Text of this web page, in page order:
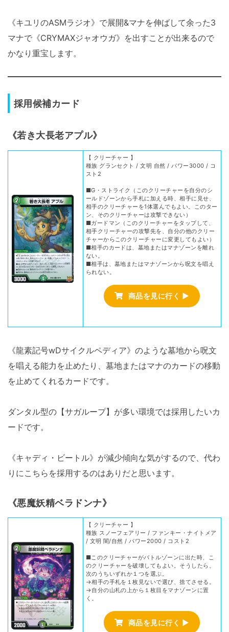
《キユリのASMラジオ》で展開&マナを伸ばして余った3
マナで《CRYMAXジャオウガ》を出すことが出来るので
かなり重宝します。
採用候補カード
《若き大長老アプル》
【 クリーチャー 】
種族 グランセクト / 文明 自然 / パワー3000 / コ
スト2
■G・ストライク（このクリーチャーを自分のシ
ールドゾーンから手札に加える時、相手に見せ、
相手のクリーチャーを1体選んでもよい。このター
ン、そのクリーチャーは攻撃できない）
■ガードマン（このクリーチャーをタップして、
相手クリーチャーの攻撃先を、自分の他のクリー
チャーからこのクリーチャーに変更してもよい）
■相手のカードは、墓地またはマナゾーンを離れ
ない。
■相手は、墓地またはマナゾーンから呪文を唱え
られない。
商品を見に行く ▶
《龍素記号wDサイクルペディア》のような墓地から呪文
を唱える能力を止めたり、墓地またはマナのカードの移動
を止めてくれるカードです。
ダンタル型の【サガループ】が多い環境では採用したいカ
ードです。
《キャディ・ビートル》が減少傾向な気がするので、代わ
りにこちらを採用するのはありだと思います。
《悪魔妖精ベラドンナ》
【 クリーチャー 】
種族 スノーフェアリー / ファンキー・ナイトメア
/ 文明 闇/自然 / パワー2000 / コスト2
■このクリーチャーがバトルゾーンに出た時、こ
のクリーチャーを破壊してもよい。そうしたら、
次のうちいずれか１つを選ぶ。
→相手の手札を１枚見ないで選び、捨てさせる。
→自分の山札の上から１枚目をマナゾーンに置
く。
商品を見に行く ▶